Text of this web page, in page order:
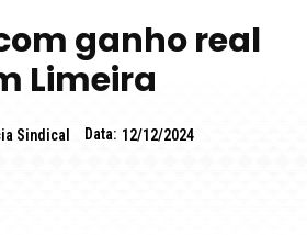
ganho real
Limeira
Sindical Data: 12/12/2024